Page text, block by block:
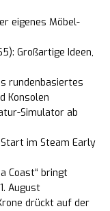
eigenes Möbel-
Großartige Ideen,
rundenbasiertes
Konsolen
Simulator ab
im Steam Early
Coast“ bringt
August
drückt auf der